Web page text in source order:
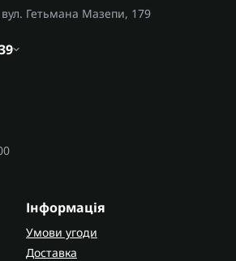
Гетьмана Мазепи, 179
Інформація
Умови угоди
Доставка